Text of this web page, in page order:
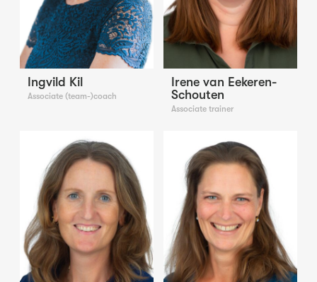
Ingvild Kil
Associate (team-)coach
Irene van Eekeren-
Schouten
Associate trainer